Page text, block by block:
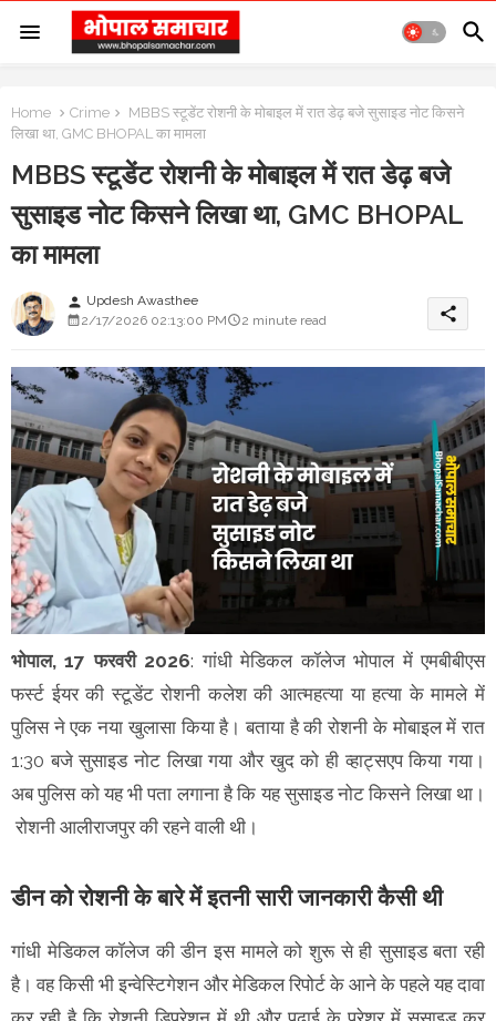
Home Crime
MBBS स्टूडेंट रोशनी के मोबाइल में रात डेढ़ बजे सुसाइड नोट किसने
लिखा था, GMC BHOPAL का मामला
MBBS स्टूडेंट रोशनी के मोबाइल में रात डेढ़ बजे
सुसाइड नोट किसने लिखा था, GMC BHOPAL
का मामला
person Updesh Awasthee
2/17/2026 02:13:00 PM
2 minute read share
भोपाल, 17 फरवरी 2026: गांधी मेडिकल कॉलेज भोपाल में एमबीबीएस
फर्स्ट ईयर की स्टूडेंट रोशनी कलेश की आत्महत्या या हत्या के मामले में
पुलिस ने एक नया खुलासा किया है। बताया है की रोशनी के मोबाइल में रात
1:30 बजे सुसाइड नोट लिखा गया और खुद को ही व्हाट्सएप किया गया।
अब पुलिस को यह भी पता लगाना है कि यह सुसाइड नोट किसने लिखा था।
रोशनी आलीराजपुर की रहने वाली थी।
डीन को रोशनी के बारे में इतनी सारी जानकारी कैसी थी
गांधी मेडिकल कॉलेज की डीन इस मामले को शुरू से ही सुसाइड बता रही
है। वह किसी भी इन्वेस्टिगेशन और मेडिकल रिपोर्ट के आने के पहले यह दावा